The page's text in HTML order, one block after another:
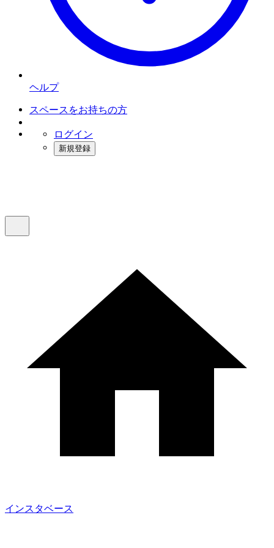
ヘルプ
スペースをお持ちの方
ログイン
新規登録
インスタベース